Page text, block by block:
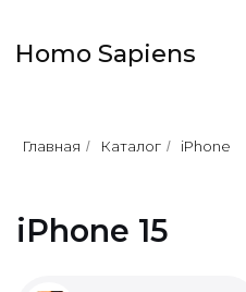
Главная / Каталог / iPhone
iPhone 15